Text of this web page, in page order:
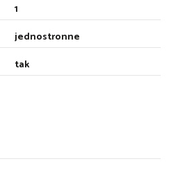
1
jednostronne
tak